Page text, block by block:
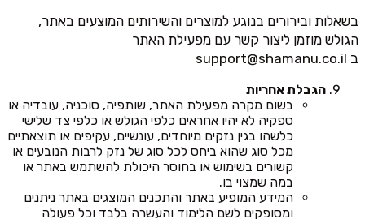
בשאלות ובירורים בנוגע למוצרים והשירותים המוצעים באתר,
הגולש מוזמן ליצור קשר עם מפעילת האתר
ב support@shamanu.co.il
הגבלת אחריות
בשום מקרה מפעילת האתר, שותפיה, סוכניה, עובדיה או
ספקיה לא יהיו אחראים כלפי הגולש או כלפי צד שלישי
כלשהו בגין נזקים מיוחדים, עונשיים, עקיפים או תוצאתיים
מכל סוג שהוא ביחס לכל סוג של נזק לרבות הנובעים או
קשורים בשימוש או בחוסר היכולת להשתמש באתר או
במה שמצוי בו.
המידע המופיע באתר והתכנים המוצגים באתר ניתנים
ומסופקים לשם הלימוד והעשרה בלבד וכל פעולה